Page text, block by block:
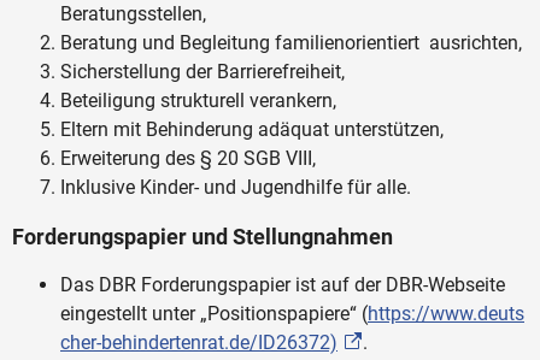
Beratungsstellen,
Beratung und Begleitung familienorientiert ausrichten,
Sicherstellung der Barrierefreiheit,
Beteiligung strukturell verankern,
Eltern mit Behinderung adäquat unterstützen,
Erweiterung des § 20 SGB VIII,
Inklusive Kinder- und Jugendhilfe für alle.
Forderungspapier und Stellungnahmen
Das DBR Forderungspapier ist auf der DBR-Webseite
eingestellt unter „Positionspapiere“ (https://www.deuts
cher-behindertenrat.de/ID26372)
.